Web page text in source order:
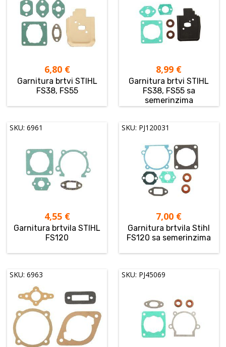
6,80 €
Garnitura brtvi STIHL
FS38, FS55
8,99 €
Garnitura brtvi STIHL
FS38, FS55 sa
semerinzima
SKU: 6961
4,55 €
Garnitura brtvila STIHL
FS120
SKU: PJ120031
7,00 €
Garnitura brtvila Stihl
FS120 sa semerinzima
SKU: 6963 SKU: PJ45069